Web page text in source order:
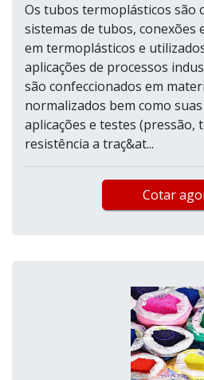
Os tubos termoplásticos são
sistemas de tubos, conexões
em termoplásticos e
aplicações de processos
são confeccionados em
normalizados bem como
aplicações e testes (pressão,
resistência a traç&at...
Cotar